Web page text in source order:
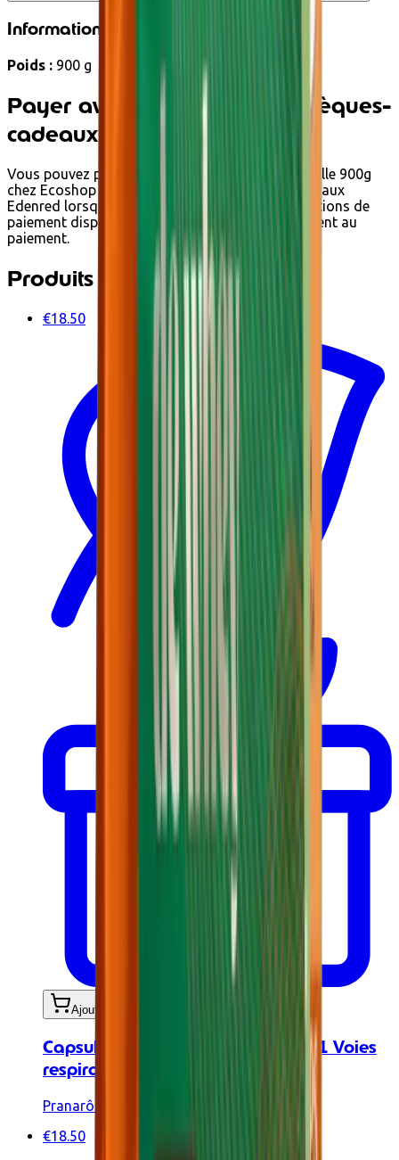
Informations techniques
Poids : 900 g
Payer avec Ecochèques et Chèques-
cadeaux
Vous pouvez payer Concentré de Whey BIO Myrtille 900g
chez Ecoshop avec Ecochèques et Chèques-cadeaux
Edenred lorsqu'il respecte les conditions. Les options de
paiement disponibles s'affichent automatiquement au
paiement.
Produits associés
€18.50
Ajouter au panier
Capsules aux huiles essentielles - 1 Voies
respiratoires BIO - 30 caps
Pranarôm
€18.50